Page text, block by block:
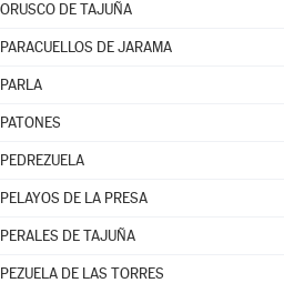
ORUSCO DE TAJUÑA
PARACUELLOS DE JARAMA
PARLA
PATONES
PEDREZUELA
PELAYOS DE LA PRESA
PERALES DE TAJUÑA
PEZUELA DE LAS TORRES